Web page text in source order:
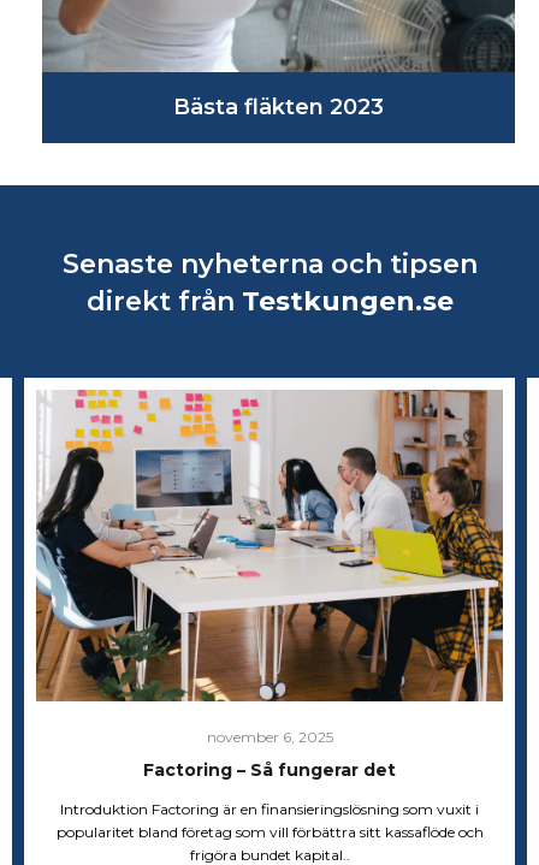
Bästa robotdammsugare 2023
Senaste nyheterna och tipsen
direkt från Testkungen.se
november 6, 2025
Factoring – Så fungerar det
Introduktion Factoring är en finansieringslösning som vuxit i
popularitet bland företag som vill förbättra sitt kassaflöde och
frigöra bundet kapital..